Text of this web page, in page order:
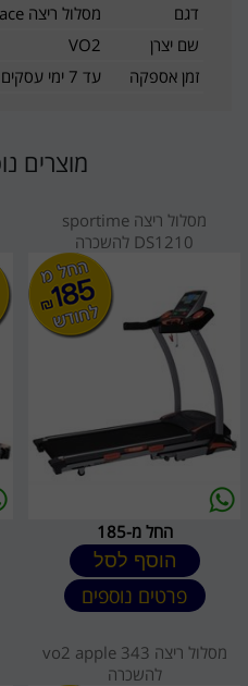
דגם
מסלול ריצה vo2 space להשכרה
שם יצרן
VO2
זמן אספקה
עד 7 ימי עסקים
מוצרים
מסלול ריצה sportime
DS1210 להשכרה
החל מ-185
הוסף לסל
פרטים נוספים
מסלול ריצה vo2 apple 343
להשכרה